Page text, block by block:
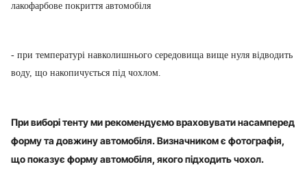
лакофарбове покриття автомобіля
- при температурі навколишнього середовища вище нуля відводить
воду, що накопичується під чохлом.
При виборі тенту ми рекомендуємо враховувати насамперед
форму та довжину автомобіля. Визначником є фотографія,
що показує форму автомобіля, якого підходить чохол.